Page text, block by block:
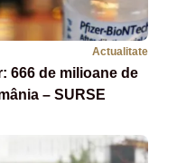
Actualitate
666 de milioane de
– SURSE